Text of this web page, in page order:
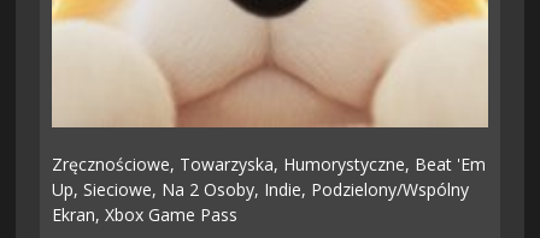
Zręcznościowe, Towarzyska, Humorystyczne, Beat 'em
Up,Sieciowe, Na 2 Osoby, Indie, Podzielony/wspólny
Ekran,Xbox Game Pass